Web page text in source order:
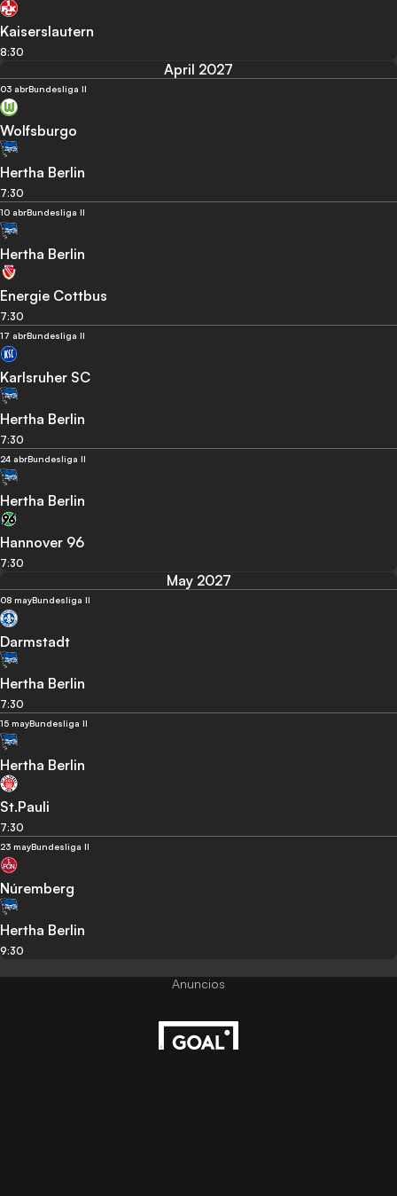
Kaiserslautern
8:30
April 2027
03 abrBundesliga II
Wolfsburgo
Hertha Berlin
7:30
10 abrBundesliga II
Hertha Berlin
Energie Cottbus
7:30
17 abrBundesliga II
Karlsruher SC
Hertha Berlin
7:30
24 abrBundesliga II
Hertha Berlin
Hannover 96
7:30
May 2027
08 mayBundesliga II
Darmstadt
Hertha Berlin
7:30
15 mayBundesliga II
Hertha Berlin
St.Pauli
7:30
23 mayBundesliga II
Núremberg
Hertha Berlin
9:30